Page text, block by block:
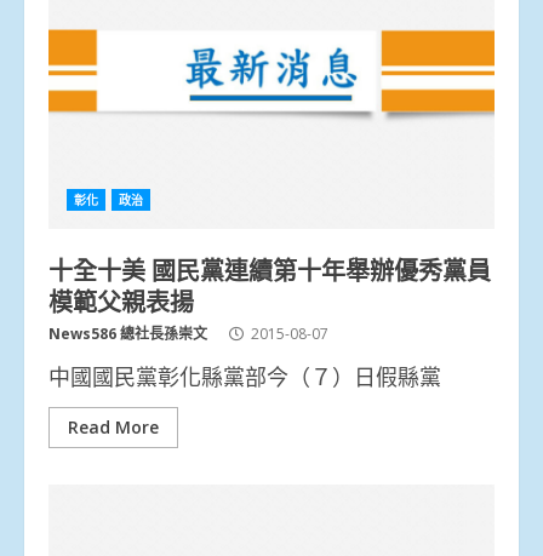
彰化 政治
十全十美 國民黨連續第十年舉辦優秀黨員
模範父親表揚
News586 總社長孫崇文 2015-08-07
中國國民黨彰化縣黨部今（７）日假縣黨
Read More